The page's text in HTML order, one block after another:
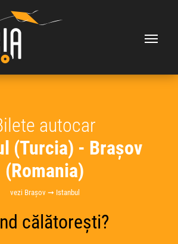
autocar
(Turcia) - Brașov
(Romania)
vezi Brașov ➞ Istanbul
călătorești?